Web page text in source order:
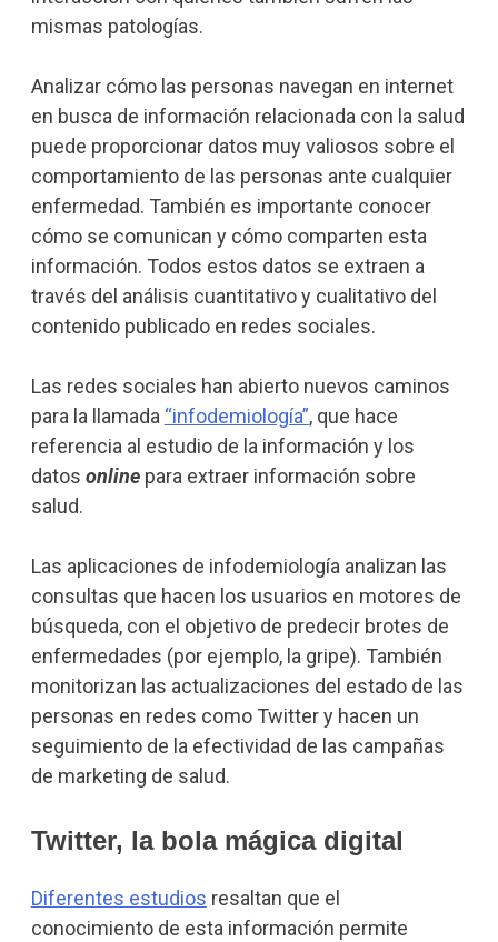
mismas patologías.
Analizar cómo las personas navegan en internet
en busca de información relacionada con la salud
puede proporcionar datos muy valiosos sobre el
comportamiento de las personas ante cualquier
enfermedad. También es importante conocer
cómo se comunican y cómo comparten esta
información. Todos estos datos se extraen a
través del análisis cuantitativo y cualitativo del
contenido publicado en redes sociales.
Las redes sociales han abierto nuevos caminos
para la llamada “infodemiología”, que hace
referencia al estudio de la información y los
datos onlinepara extraer información sobre
salud.
Las aplicaciones de infodemiología analizan las
consultas que hacen los usuarios en motores de
búsqueda, con el objetivo de predecir brotes de
enfermedades (por ejemplo, la gripe). También
monitorizan las actualizaciones del estado de las
personas en redes como Twitter y hacen un
seguimiento de la efectividad de las campañas
de marketing de salud.
Twitter, la bola mágica digital
Diferentes estudios resaltan que el
conocimiento de esta información permite